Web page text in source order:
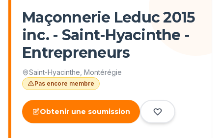
Maçonnerie Leduc 2015
inc. - Saint-Hyacinthe -
Entrepreneurs
Saint-Hyacinthe Montérégie
Pas encore membre
Obtenir une soumission